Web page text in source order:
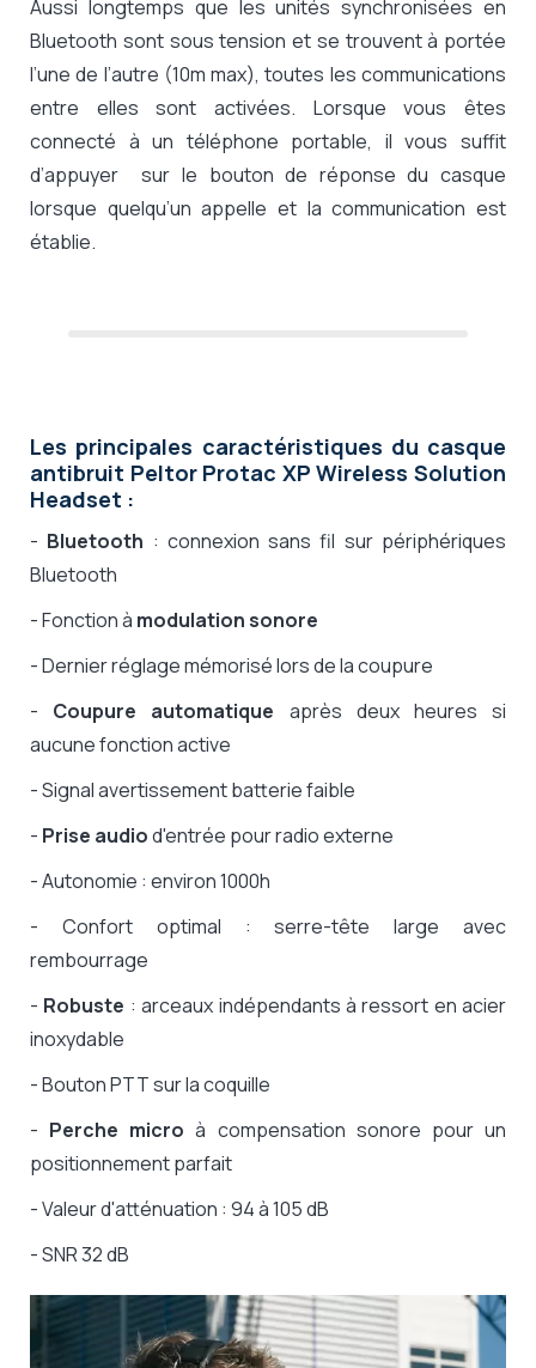
Aussi longtemps que les unités synchronisées en
Bluetooth sont sous tension et se trouvent à portée
l’une de l’autre (10m max), toutes les communications
entre elles sont activées. Lorsque vous êtes
connecté à un téléphone portable, il vous suffit
d’appuyer sur le bouton de réponse du casque
lorsque quelqu’un appelle et la communication est
établie.
Les principales caractéristiques du casque
antibruit Peltor Protac XP Wireless Solution
Headset :
- Bluetooth : connexion sans fil sur périphériques
Bluetooth
- Fonction à modulation sonore
- Dernier réglage mémorisé lors de la coupure
- Coupure automatique après deux heures si
aucune fonction active
- Signal avertissement batterie faible
- Prise audiod'entrée pour radio externe
- Autonomie : environ 1000h
- Confort optimal : serre-tête large avec
rembourrage
- Robuste : arceaux indépendants à ressort en acier
inoxydable
- Bouton PTT sur la coquille
- Perche micro à compensation sonore pour un
positionnement parfait
- Valeur d'atténuation : 94 à 105 dB
- SNR 32 dB